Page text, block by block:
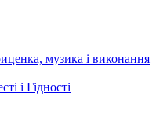
музика і виконання
і Гідності